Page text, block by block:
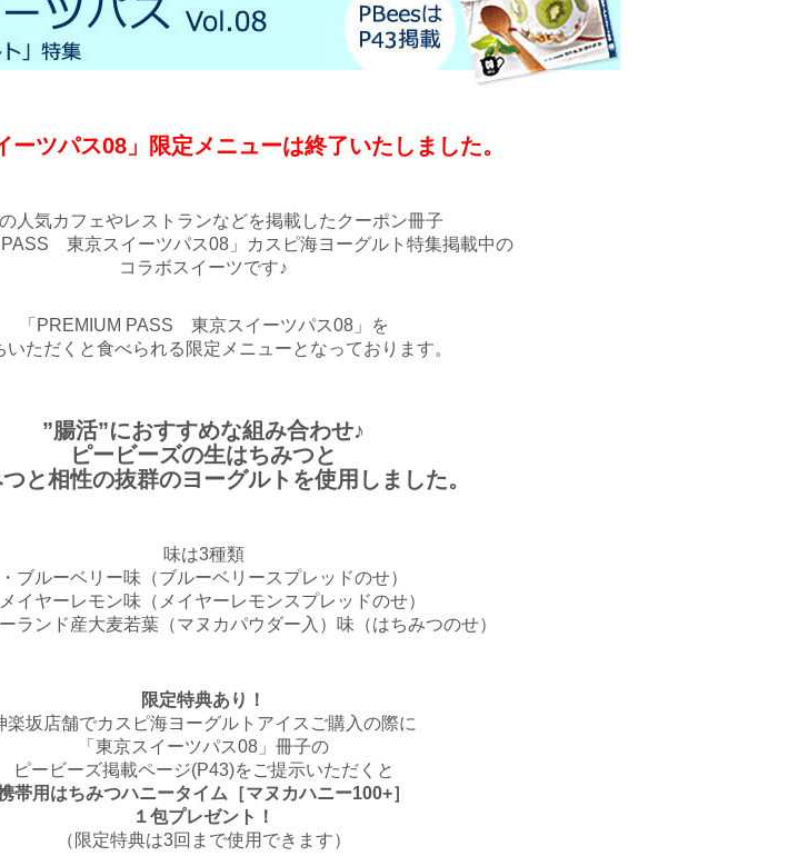
ーツパス08」限定メニューは終了いたしました。
人気カフェやレストランなどを掲載したクーポン冊子
PASS 東京スイーツパス08」カスピ海ヨーグルト特集掲載中の
コラボスイーツです♪
「PREMIUM PASS 東京スイーツパス08」を
いただくと食べられる限定メニューとなっております。
”腸活”におすすめな組み合わせ♪
ピービーズの生はちみつと
と相性の抜群のヨーグルトを使用しました。
味は3種類
・ブルーベリー味（ブルーベリースプレッドのせ）
メイヤーレモン味（メイヤーレモンスプレッドのせ）
ランド産大麦若葉（マヌカパウダー入）味（はちみつのせ）
限定特典あり！
楽坂店舗でカスピ海ヨーグルトアイスご購入の際に
「東京スイーツパス08」冊子の
ピービーズ掲載ページ(P43)をご提示いただくと
帯用はちみつハニータイム［マヌカハニー100+］
１包プレゼント！
（限定特典は3回まで使用できます）